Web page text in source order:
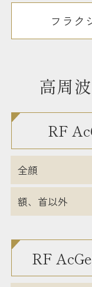
フラク
高周
RF
全顔
額、首以外
RF